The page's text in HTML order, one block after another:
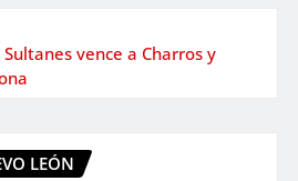
vence a Charros y
LEÓN